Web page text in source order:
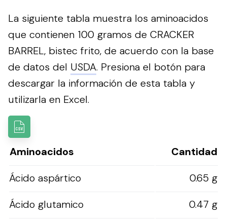
La siguiente tabla muestra los aminoacidos
que contienen 100 gramos de CRACKER
BARREL, bistec frito, de acuerdo con la base
de datos del USDA. Presiona el botón para
descargar la información de esta tabla y
utilizarla en Excel.
Aminoacidos
Cantidad
Ácido aspártico
0.65 g
Ácido glutamico
0.47 g